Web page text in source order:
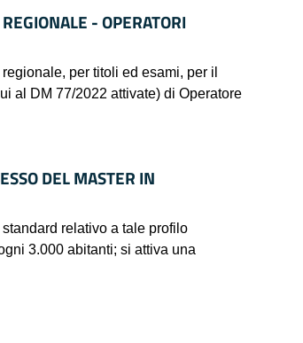
- OPERATORI
per titoli ed esami, per il
al DM 77/2022 attivate) di Operatore
DEL MASTER IN
relativo a tale profilo
3.000 abitanti; si attiva una